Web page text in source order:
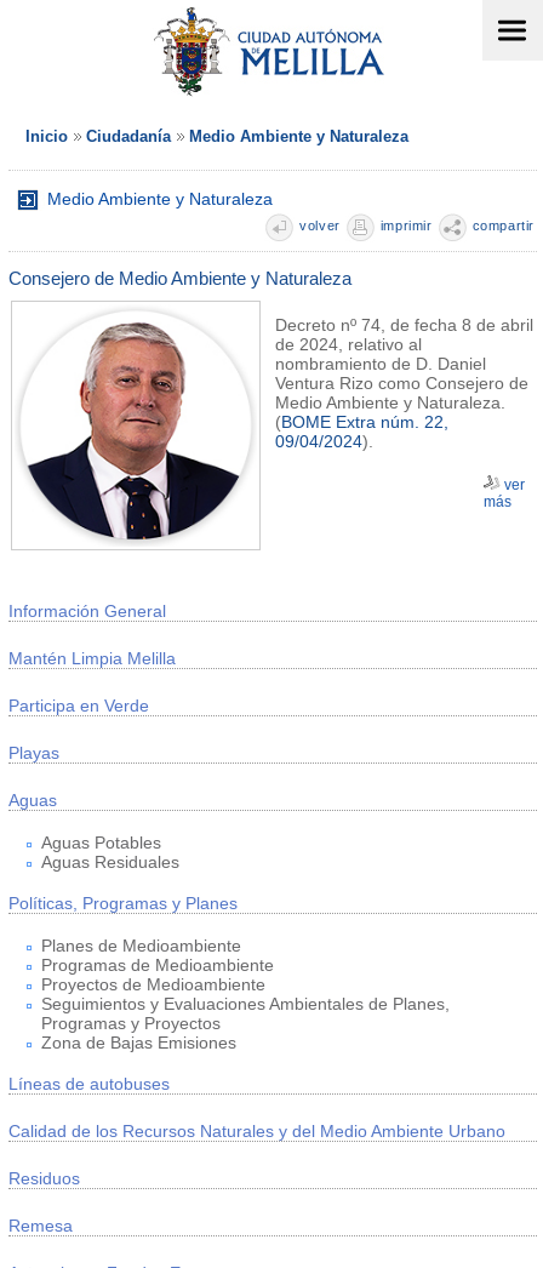
Inicio Ciudadanía Medio Ambiente y Naturaleza
Medio Ambiente y Naturaleza
volver imprimir compartir
Consejero de Medio Ambiente y Naturaleza
Decreto nº 74, de fecha 8 de abril
de 2024, relativo al
nombramiento de D. Daniel
Ventura Rizo como Consejero de
Medio Ambiente y Naturaleza.
(BOME Extra núm. 22,
09/04/2024).
ver
más
Información General
Mantén Limpia Melilla
Participa en Verde
Playas
Aguas
Aguas Potables
Aguas Residuales
Políticas, Programas y Planes
Planes de Medioambiente
Programas de Medioambiente
Proyectos de Medioambiente
Seguimientos y Evaluaciones Ambientales de Planes,
Programas y Proyectos
Zona de Bajas Emisiones
Líneas de autobuses
Calidad de los Recursos Naturales y del Medio Ambiente Urbano
Residuos
Remesa